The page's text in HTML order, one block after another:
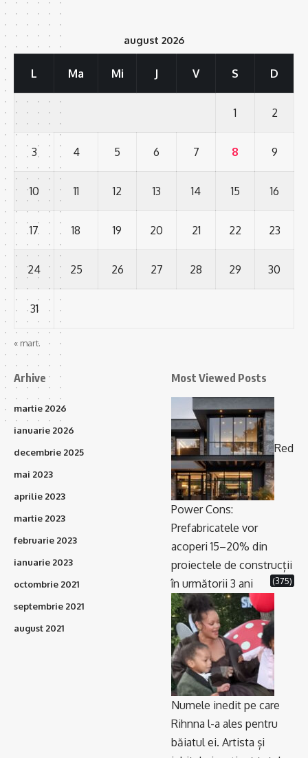
august 2026
L Ma Mi J V S D
1 2
3 4 5 6 7 8 9
10 11 12 13 14 15 16
17 18 19 20 21 22 23
24 25 26 27 28 29 30
31
« mart.
Arhive
martie 2026
ianuarie 2026
decembrie 2025
mai 2023
aprilie 2023
martie 2023
februarie 2023
ianuarie 2023
octombrie 2021
septembrie 2021
august 2021
Most Viewed Posts
Red
Power Cons:
Prefabricatele vor
acoperi 15–20% din
proiectele de construcții
în următorii 3 ani
(375)
Numele inedit pe care
Rihnna l-a ales pentru
băiatul ei. Artista și